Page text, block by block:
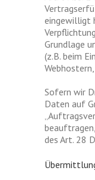
eingewilligt
Grundlage
(z.B. beim
Sofern wir
Daten auf
des Art. 28